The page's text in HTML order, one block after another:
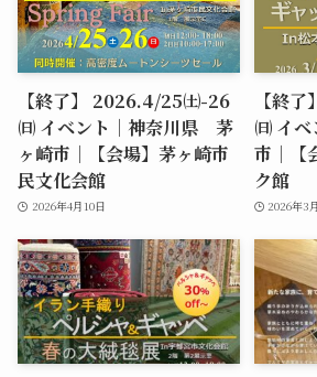
【終了】 2026.4/25㈯-26
㈰ イベント｜神奈川県 茅
ヶ崎市｜【会場】茅ヶ崎市
民文化会館
2026年4月10日
【終
㈰ イ
市｜【
ク館
2026年3